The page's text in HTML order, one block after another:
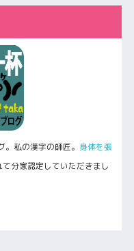
私の漢字の師匠。 身体を張
分家認定していただきまし